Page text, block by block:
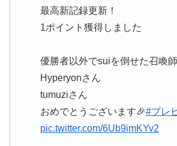
最高新記録更新！
1ポイント獲得しました
優勝者以外でsuiを倒せた召喚
Hyperyonさん
tumuziさん
おめでとうございます🎉#ブレ
pic.twitter.com/6Ub9imKYv2